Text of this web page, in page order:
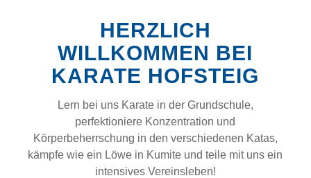
HERZLICH
WILLKOMMEN BEI
KARATE HOFSTEIG
Lern bei uns Karate in der Grundschule,
perfektioniere Konzentration und
Körperbeherrschung in den verschiedenen Katas,
kämpfe wie ein Löwe in Kumite und teile mit uns ein
intensives Vereinsleben!